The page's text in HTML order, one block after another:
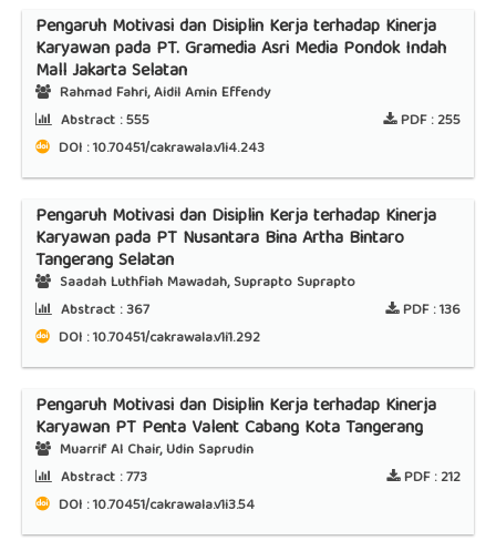
Pengaruh Motivasi dan Disiplin Kerja terhadap Kinerja
Karyawan pada PT. Gramedia Asri Media Pondok Indah
Mall Jakarta Selatan
Rahmad Fahri, Aidil Amin Effendy
Abstract :555 PDF :255
DOI : 10.70451/cakrawala.v1i4.243
Pengaruh Motivasi dan Disiplin Kerja terhadap Kinerja
Karyawan pada PT Nusantara Bina Artha Bintaro
Tangerang Selatan
Saadah Luthfiah Mawadah, Suprapto Suprapto
Abstract :367 PDF :136
DOI : 10.70451/cakrawala.v1i1.292
Pengaruh Motivasi dan Disiplin Kerja terhadap Kinerja
Karyawan PT Penta Valent Cabang Kota Tangerang
Muarrif Al Chair, Udin Saprudin
Abstract :773 PDF :212
DOI : 10.70451/cakrawala.v1i3.54